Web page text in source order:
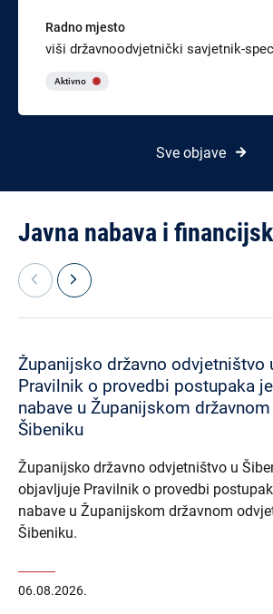
Sve objave
Radno mjesto
viši državnoodvjetnički savjetnik-
Aktivno
Javna nabava i
Županijsko državno odvjetništvo
Pravilnik o provedbi postupaka
nabave u Županijskom
Šibeniku
Županijsko državno odvjetništvo u
objavljuje Pravilnik o provedbi
nabave u Županijskom državnom
Šibeniku.
06.08.2026.